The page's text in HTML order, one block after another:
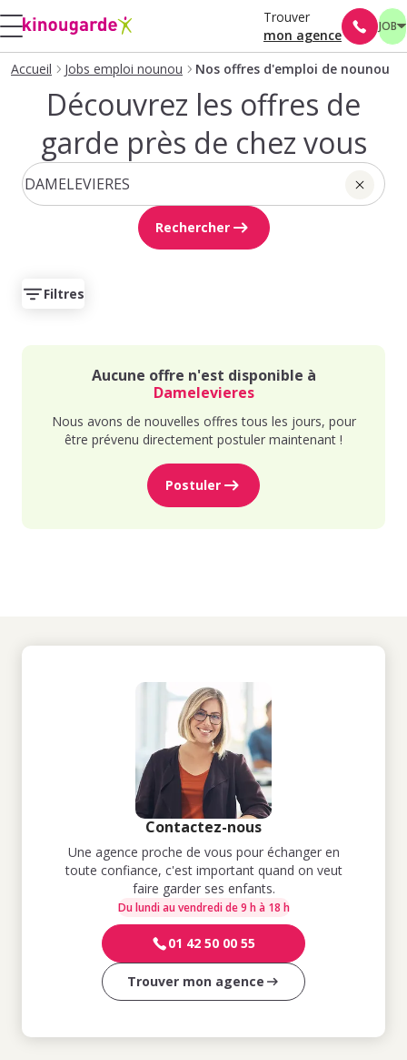
Trouver
mon agence
JOB
Accueil Jobs emploi nounou Nos offres d'emploi de nounou
Découvrez les offres de
garde près de chez vous
Rechercher
Filtres
Aucune offre n'est disponible à
Damelevieres
Nous avons de nouvelles offres tous les jours, pour
être prévenu directement postuler maintenant !
Postuler
Contactez-nous
Une agence proche de vous pour échanger en
toute confiance, c'est important quand on veut
faire garder ses enfants.
Du lundi au vendredi de 9 h à 18 h
01 42 50 00 55
Trouver mon agence